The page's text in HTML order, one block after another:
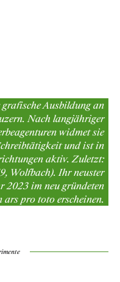
Ausbildung an
Nach langjähriger
widmet sie
und ist in
aktiv. Zuletzt:
Wolfbach). Ihr neuster
2023 im neu gründeten
pro toto erscheinen.